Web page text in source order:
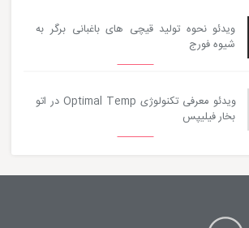
ویدئو نحوه تولید قیچی های باغبانی برگر به
شیوه فورج
ویدئو معرفی تکنولوژی Optimal Temp در اتو
بخار فیلیپس